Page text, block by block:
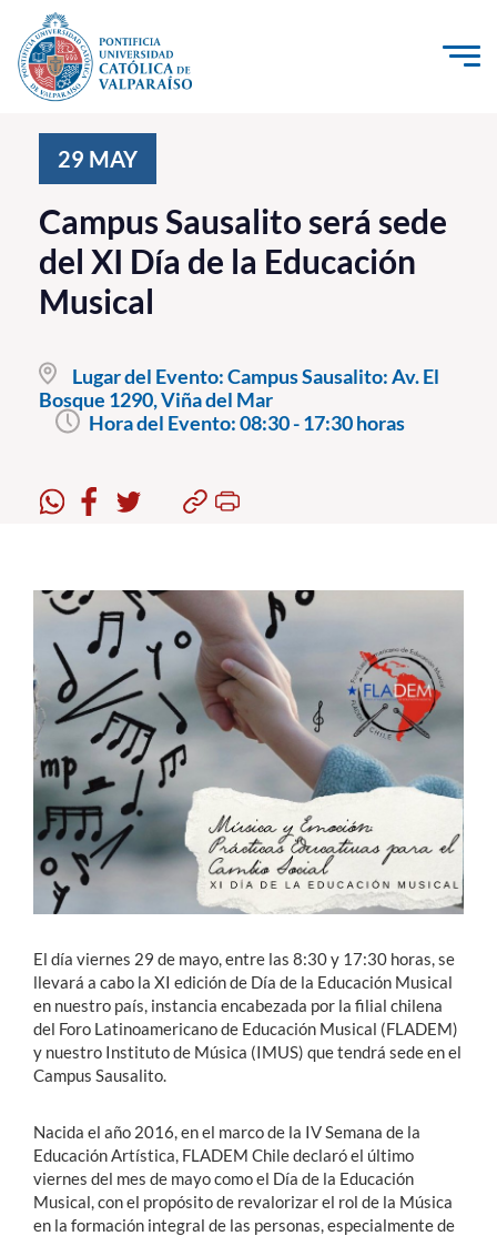
Click acá para ir directamente al contenido
Investigación, Creación e Innovación
PUCV Internacional
Vinculación con el Medio
Pregrado
Postgrado
Formación Continua
Académicos
Funcionarios
Alumni
English
29 MAY
Campus Sausalito será sede
del XI Día de la Educación
Musical
Lugar del Evento:Campus Sausalito: Av. El
Bosque 1290, Viña del Mar
Hora del Evento:08:30 - 17:30 horas
El día viernes 29 de mayo, entre las 8:30 y 17:30 horas, se
llevará a cabo la XI edición de Día de la Educación Musical
en nuestro país, instancia encabezada por la filial chilena
del Foro Latinoamericano de Educación Musical (FLADEM)
y nuestro Instituto de Música (IMUS) que tendrá sede en el
Campus Sausalito.
Nacida el año 2016, en el marco de la IV Semana de la
Educación Artística, FLADEM Chile declaró el último
viernes del mes de mayo como el Día de la Educación
Musical, con el propósito de revalorizar el rol de la Música
en la formación integral de las personas, especialmente de